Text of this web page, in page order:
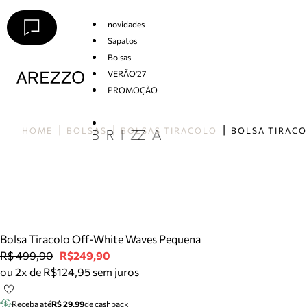
novidades
Sapatos
Bolsas
VERÃO'27
PROMOÇÃO
HOME BOLSAS BOLSAS TIRACOLO
Bolsa Tiracolo Off-White Waves Pequena
R$ 499,90 R$249,90
ou 2x de R$124,95 sem juros
Receba atéR$ 29,99de cashback